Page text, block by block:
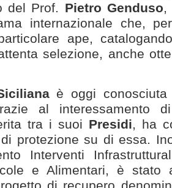
del Prof. Pietro Genduso,
internazionale che,
ape,
selezione, anche
è oggi conosciuta
al interessamento
tra i suoi Presidi, ha
protezione su di essa.
Interventi
e Alimentari, è stato